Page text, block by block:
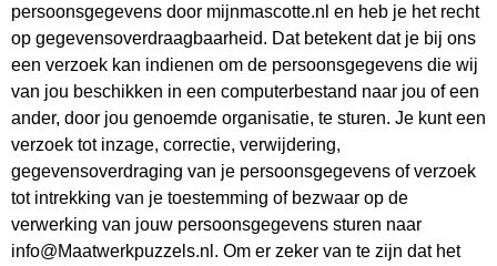
persoonsgegevens door mijnmascotte.nl en heb je het recht
op gegevensoverdraagbaarheid. Dat betekent dat je bij ons
een verzoek kan indienen om de persoonsgegevens die wij
van jou beschikken in een computerbestand naar jou of een
ander, door jou genoemde organisatie, te sturen. Je kunt een
verzoek tot inzage, correctie, verwijdering,
gegevensoverdraging van je persoonsgegevens of verzoek
tot intrekking van je toestemming of bezwaar op de
verwerking van jouw persoonsgegevens sturen naar
info@Maatwerkpuzzels.nl. Om er zeker van te zijn dat het